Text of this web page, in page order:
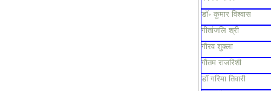
डॉ॰ कुमार विश्वास
गीतांजलि श्री
गौरव शुक्ला
गौतम राजरिशी
डॉ गरिमा तिवारी